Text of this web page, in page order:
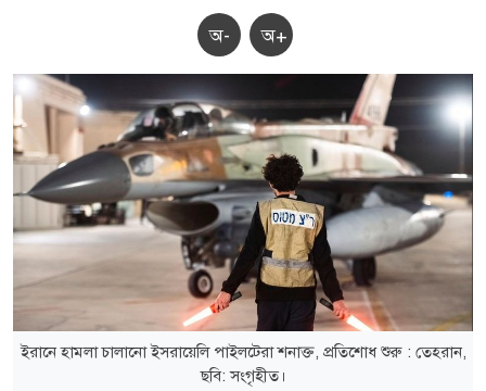
অ- অ+
ইরানে হামলা চালানো ইসরায়েলি পাইলটেরা শনাক্ত, প্রতিশোধ শুরু : তেহরান,
ছবি: সংগৃহীত।